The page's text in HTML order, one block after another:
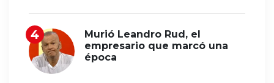
Murió Leandro Rud, el
empresario que marcó una
época